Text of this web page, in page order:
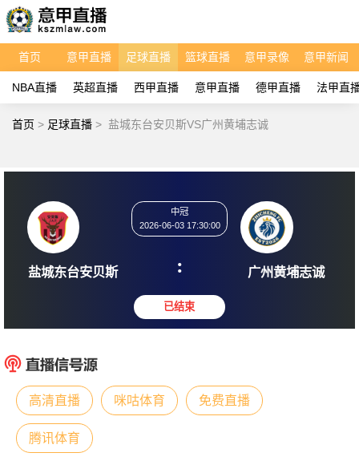
首页 意甲直播 足球直播 篮球直播 意甲录像 意甲新闻
NBA直播 英超直播 西甲直播 意甲直播 德甲直播 法甲直
首页 > 足球直播 > 盐城东台安贝斯VS广州黄埔志诚
盐城东台安贝斯
2026-06-03 17:30:00
: 广州黄
高清直播 咪咕体育 免费直播
腾讯体育